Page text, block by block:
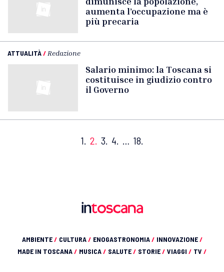
aumenta l’occupazione ma è
più precaria
ATTUALITÀ/ Redazione
Salario minimo: la Toscana si
costituisce in giudizio contro
il Governo
1. 2. 3. 4. … 18.
AMBIENTE/ CULTURA/ ENOGASTRONOMIA/ INNOVAZIONE/
MADE IN TOSCANA/ MUSICA/ SALUTE/ STORIE/ VIAGGI / TV /